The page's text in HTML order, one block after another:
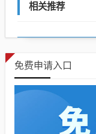
相关推荐
免费申请入口